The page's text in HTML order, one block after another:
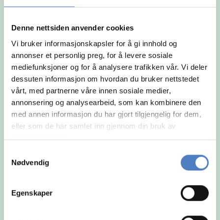
Denne nettsiden anvender cookies
Vi bruker informasjonskapsler for å gi innhold og
annonser et personlig preg, for å levere sosiale
mediefunksjoner og for å analysere trafikken vår. Vi deler
dessuten informasjon om hvordan du bruker nettstedet
vårt, med partnerne våre innen sosiale medier,
annonsering og analysearbeid, som kan kombinere den
med annen informasjon du har gjort tilgjengelig for dem,
eller som de har samlet inn gjennom din bruk av
tjenestene deres.
Nødvendig
Egenskaper
og arbeidsmåte.